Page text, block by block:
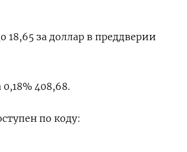
за доллар в преддверии
408,68.
по коду: